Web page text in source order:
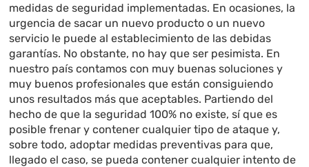
medidas de seguridad implementadas. En ocasiones, la
urgencia de sacar un nuevo producto o un nuevo
servicio le puede al establecimiento de las debidas
garantías. No obstante, no hay que ser pesimista. En
nuestro país contamos con muy buenas soluciones y
muy buenos profesionales que están consiguiendo
unos resultados más que aceptables. Partiendo del
hecho de que la seguridad 100% no existe, sí que es
posible frenar y contener cualquier tipo de ataque y,
sobre todo, adoptar medidas preventivas para que,
llegado el caso, se pueda contener cualquier intento de